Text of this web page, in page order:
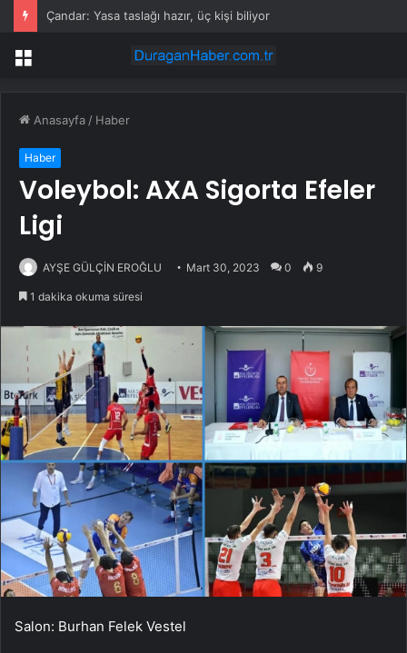
Çandar: Yasa taslağı hazır, üç kişi biliyor
Menü
Anasayfa / Haber
Haber
Voleybol: AXA Sigorta Efeler
Ligi
AYŞE GÜLÇİN EROĞLU Mart 30, 2023 0 9
1 dakika okuma süresi
Salon: Burhan Felek Vestel